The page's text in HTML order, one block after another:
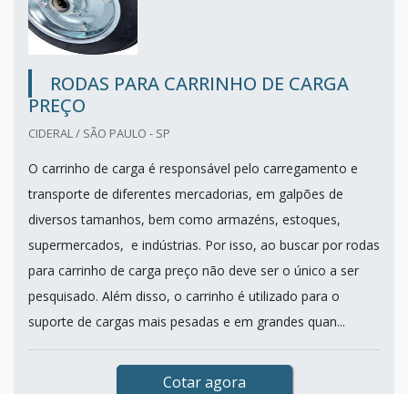
RODAS PARA CARRINHO DE CARGA
PREÇO
CIDERAL / SÃO PAULO - SP
O carrinho de carga é responsável pelo carregamento e
transporte de diferentes mercadorias, em galpões de
diversos tamanhos, bem como armazéns, estoques,
supermercados, e indústrias. Por isso, ao buscar por rodas
para carrinho de carga preço não deve ser o único a ser
pesquisado. Além disso, o carrinho é utilizado para o
suporte de cargas mais pesadas e em grandes quan...
Cotar agora